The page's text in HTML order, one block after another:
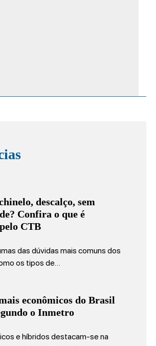
descalço, sem
Confira o que é
CTB
das dúvidas mais comuns dos
os tipos de…
econômicos do Brasil
o Inmetro
e híbridos destacam-se na